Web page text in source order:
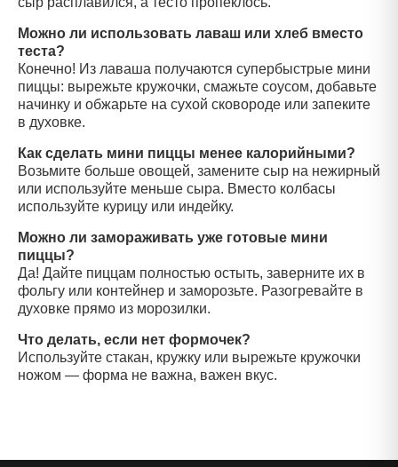
Можно ли использовать лаваш или хлеб вместо
теста?
Конечно! Из лаваша получаются супербыстрые мини
пиццы: вырежьте кружочки, смажьте соусом, добавьте
начинку и обжарьте на сухой сковороде или запеките
в духовке.
Как сделать мини пиццы менее калорийными?
Возьмите больше овощей, замените сыр на нежирный
или используйте меньше сыра. Вместо колбасы
используйте курицу или индейку.
Можно ли замораживать уже готовые мини
пиццы?
Да! Дайте пиццам полностью остыть, заверните их в
фольгу или контейнер и заморозьте. Разогревайте в
духовке прямо из морозилки.
Что делать, если нет формочек?
Используйте стакан, кружку или вырежьте кружочки
ножом — форма не важна, важен вкус.